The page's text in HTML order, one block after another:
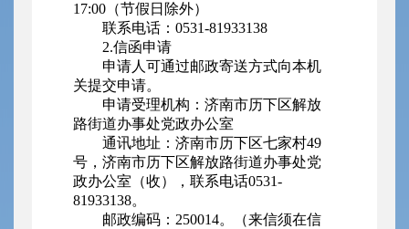
17:00（节假日除外）
联系电话：0531-81933138
2.信函申请
申请人可通过邮政寄送方式向本机
关提交申请。
申请受理机构：济南市历下区解放
路街道办事处党政办公室
通讯地址：济南市历下区七家村49
号，济南市历下区解放路街道办事处党
政办公室（收），联系电话0531-
81933138。
邮政编码：250014。
（来信须在信